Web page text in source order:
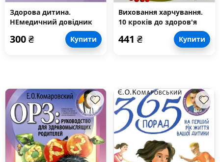
Здорова дитина.
НЕмедичний довідник
300₴ Купити
Виховання харчування.
10 кроків до здоров'я
441 ₴ Купити